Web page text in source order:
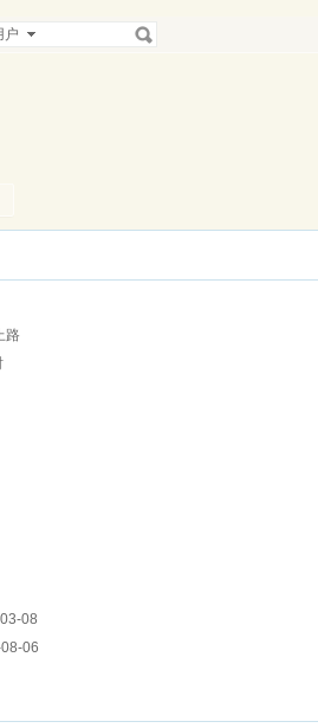
户
路
08
06